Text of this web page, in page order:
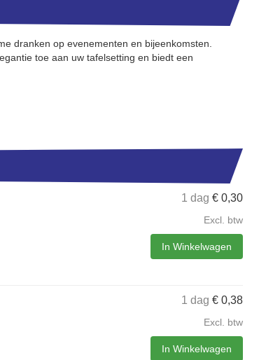
dranken op evenementen en bijeenkomsten.
toe aan uw tafelsetting en biedt een
1 dag € 0,30
Excl. btw
In Winkelwagen
1 dag € 0,38
Excl. btw
In Winkelwagen